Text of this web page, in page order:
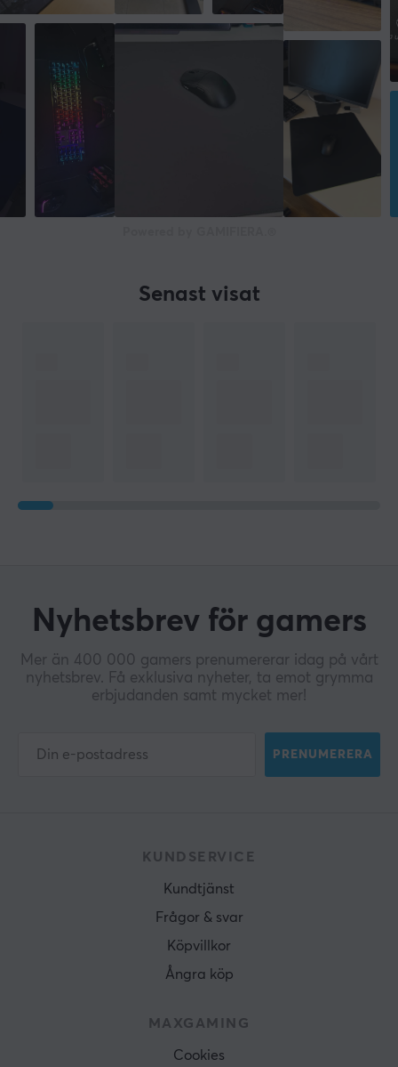
Senast visat
Nyhetsbrev för gamers
Mer än 400 000 gamers prenumererar idag på vårt
nyhetsbrev. Få exklusiva nyheter, ta emot grymma
erbjudanden samt mycket mer!
PRENUMERERA
KUNDSERVICE
Kundtjänst
Frågor & svar
Köpvillkor
Ångra köp
MAXGAMING
Cookies